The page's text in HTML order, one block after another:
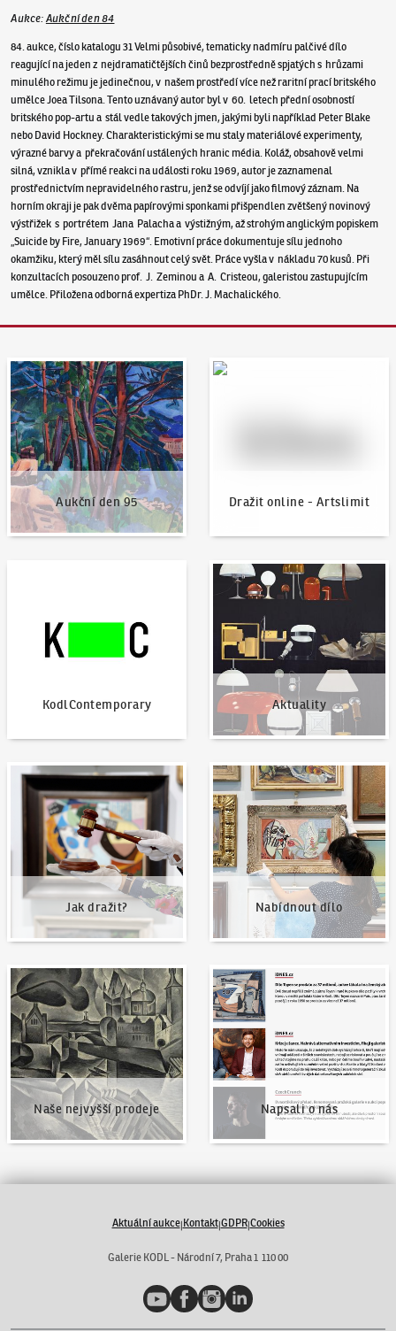
Aukce: Aukční den 84
84. aukce, číslo katalogu 31 Velmi působivé, tematicky nadmíru palčivé dílo
reagující na jeden z nejdramatičtějších činů bezprostředně spjatých s hrůzami
minulého režimu je jedinečnou, v našem prostředí více než raritní prací britského
umělce Joea Tilsona. Tento uznávaný autor byl v 60. letech přední osobností
britského pop-artu a stál vedle takových jmen, jakými byli například Peter Blake
nebo David Hockney. Charakteristickými se mu staly materiálové experimenty,
výrazné barvy a překračování ustálených hranic média. Koláž, obsahově velmi
silná, vznikla v přímé reakci na události roku 1969, autor je zaznamenal
prostřednictvím nepravidelného rastru, jenž se odvíjí jako filmový záznam. Na
horním okraji je pak dvěma papírovými sponkami přišpendlen zvětšený novinový
výstřižek s portrétem Jana Palacha a výstižným, až strohým anglickým popiskem
„Suicide by Fire, January 1969“. Emotivní práce dokumentuje sílu jednoho
okamžiku, který měl sílu zasáhnout celý svět. Práce vyšla v nákladu 70 kusů. Při
konzultacích posouzeno prof. J. Zeminou a A. Cristeou, galeristou zastupujícím
umělce. Přiložena odborná expertiza PhDr. J. Machalického.
Aukční den 95
Aukční den 95
Dražit online - Artslimit
Dražit online - Artslimit
KodlContemporary Aktuality
Aktuality
Jak dražit?
Jak dražit?
Nabídnout dílo
Nabídnout dílo
Naše nejvyšší prodeje
Naše nejvyšší prodeje
Napsali o nás
Napsali o nás
Aktuální aukce|Kontakt|GDPR|Cookies
Galerie KODL - Národní 7, Praha 1 110 00
YouTubeFacebookInstagramLinkedIn